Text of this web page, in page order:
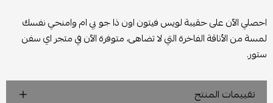
احصلي الآن على حقيبة لويس فيتون اون ذا جو بي ام وامنحي نفسك
لمسة من الأناقة الفاخرة التي لا تضاهى، متوفرة الآن في متجر اي سفن
ستور.
تقييمات المنتج